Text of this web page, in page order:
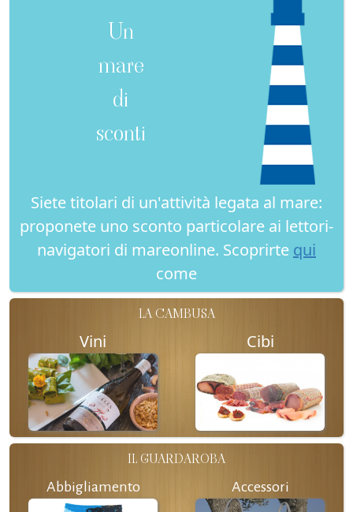
Un
mare
di
sconti
Siete titolari di un'attività legata al mare:
proponete uno sconto particolare ai lettori-
navigatori di mareonline. Scoprirte qui
come
LA CAMBUSA
Vini Cibi
IL GUARDAROBA
Abbigliamento Accessori